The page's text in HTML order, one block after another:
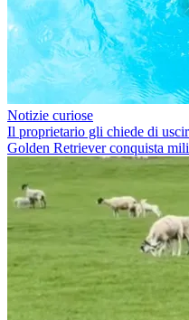
Notizie curiose
Il proprietario gli chiede di
Golden Retriever conquista